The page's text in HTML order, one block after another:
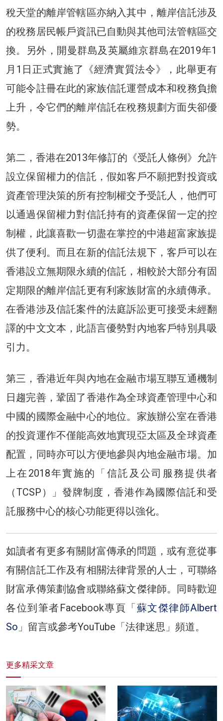
稅天堂的離岸管轄區亦納入其中，離岸信託涉及
的稅務居民帳戶資訊已自動與其他司法管轄區交
換。另外，開曼群島及英屬維京群島在2019年1
月1日正式實施了《經濟實質法令》，此舉更有
可能令註冊在此的家族信託運營成本和稅務負擔
上升，令它們的離岸信託在稅務規劃方面失卻優
勢。
第二，香港在2013年修訂的《受託人條例》允許
設立保留權力的信託，假如客戶不願把對投資或
資產管理決策的所有控制權交予受託人，他們可
以通過保留權力對信託持有的資產保留一定的控
制權，此讓喜歡一切盡在掌控的中港超富家族提
供了便利。而且在新的信託法規下，客戶可以在
香港設立無期限永續的信託，相較於大部分有固
定期限的離岸信託更有利家族財富的永續傳承。
在香港涉及信託案件的法庭訴訟更可接受未經翻
譯的中文文本，此語言優勢對內地客戶特別具吸
引力。
第三，香港近年與內地在金融市場互聯互通機制
日趨完善，鞏固了香港作為全球資產管理中心和
中國的國際金融中心的地位。家族辦公室在香港
的投資運作不僅能高效地實現亞太區及全球資產
配置，同時亦可以方便地參與內地金融市場。加
上在2018年實施的「信託及公司服務提供者
（TCSP）」發牌制度，香港作為國際信託和受
託服務中心的核心功能更得以強化。
如讀者有更多有關財富傳承的問題，或有意從事
有關信託工作及有相關法律背景的人士，可聯絡
財富承傳策劃協會或聯絡蘇文傑律師。同時歡迎
各位到筆者Facebook專頁「蘇文傑律師Albert
So 」留言或參考YouTube「法律迷思」頻道。
更多精采文章